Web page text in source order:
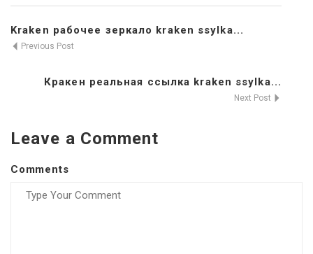
Kraken рабочее зеркало kraken ssylka...
Previous Post
Кракен реальная ссылка kraken ssylka...
Next Post
Leave a Comment
Comments